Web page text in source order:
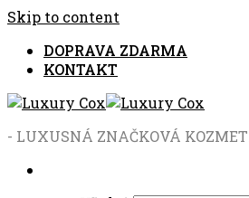
Skip to content
DOPRAVA ZDARMA
KONTAKT
- LUXUSNÁ ZNAČKOVÁ